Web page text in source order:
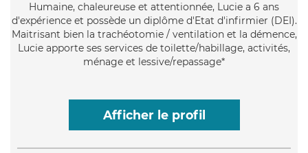
Humaine, chaleureuse et attentionnée, Lucie a 6 ans
d'expérience et possède un diplôme d'Etat d'infirmier (DEI).
Maitrisant bien la trachéotomie / ventilation et la démence,
Lucie apporte ses services de toilette/habillage, activités,
ménage et lessive/repassage*
Afficher le profil